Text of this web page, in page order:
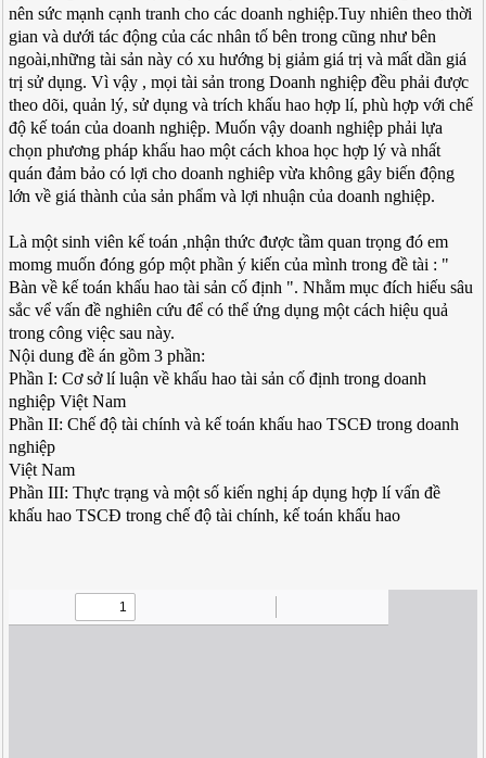
nên sức mạnh cạnh tranh cho các doanh nghiệp.Tuy nhiên theo thời
gian và dưới tác động của các nhân tố bên trong cũng như bên
ngoài,những tài sản này có xu hướng bị giảm giá trị và mất dần giá
trị sử dụng. Vì vậy , mọi tài sản trong Doanh nghiệp đều phải được
theo dõi, quản lý, sử dụng và trích khấu hao hợp lí, phù hợp với chế
độ kế toán của doanh nghiệp. Muốn vậy doanh nghiệp phải lựa
chọn phương pháp khấu hao một cách khoa học hợp lý và nhất
quán đảm bảo có lợi cho doanh nghiêp vừa không gây biến động
lớn về giá thành của sản phẩm và lợi nhuận của doanh nghiệp.
Là một sinh viên kế toán ,nhận thức được tầm quan trọng đó em
momg muốn đóng góp một phần ý kiến của mình trong đề tài : "
Bàn về kế toán khấu hao tài sản cố định ". Nhằm mục đích hiếu sâu
sắc vể vấn đề nghiên cứu để có thể ứng dụng một cách hiệu quả
trong công việc sau này.
Nội dung đề án gồm 3 phần:
Phần I: Cơ sở lí luận về khấu hao tài sản cố định trong doanh
nghiệp Việt Nam
Phần II: Chế độ tài chính và kế toán khấu hao TSCĐ trong doanh
nghiệp
Việt Nam
Phần III: Thực trạng và một số kiến nghị áp dụng hợp lí vấn đề
khấu hao TSCĐ trong chế độ tài chính, kế toán khấu hao